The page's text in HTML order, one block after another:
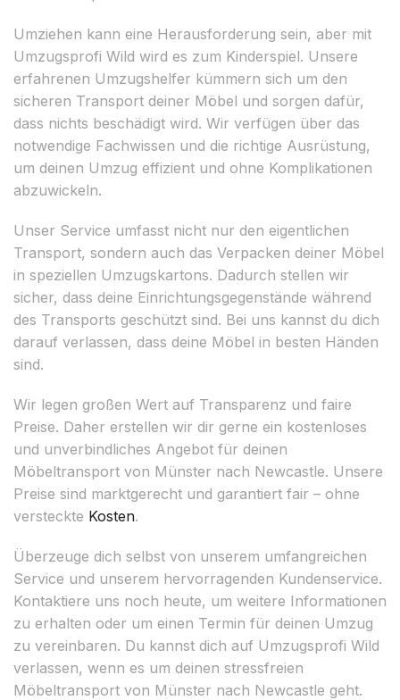
Umziehen kann eine Herausforderung sein, aber mit
Umzugsprofi Wild wird es zum Kinderspiel. Unsere
erfahrenen Umzugshelfer kümmern sich um den
sicheren Transport deiner Möbel und sorgen dafür,
dass nichts beschädigt wird. Wir verfügen über das
notwendige Fachwissen und die richtige Ausrüstung,
um deinen Umzug effizient und ohne Komplikationen
abzuwickeln.
Unser Service umfasst nicht nur den eigentlichen
Transport, sondern auch das Verpacken deiner Möbel
in speziellen Umzugskartons. Dadurch stellen wir
sicher, dass deine Einrichtungsgegenstände während
des Transports geschützt sind. Bei uns kannst du dich
darauf verlassen, dass deine Möbel in besten Händen
sind.
Wir legen großen Wert auf Transparenz und faire
Preise. Daher erstellen wir dir gerne ein kostenloses
und unverbindliches Angebot für deinen
Möbeltransport von Münster nach Newcastle. Unsere
Preise sind marktgerecht und garantiert fair – ohne
versteckte Kosten.
Überzeuge dich selbst von unserem umfangreichen
Service und unserem hervorragenden Kundenservice.
Kontaktiere uns noch heute, um weitere Informationen
zu erhalten oder um einen Termin für deinen Umzug
zu vereinbaren. Du kannst dich auf Umzugsprofi Wild
verlassen, wenn es um deinen stressfreien
Möbeltransport von Münster nach Newcastle geht.